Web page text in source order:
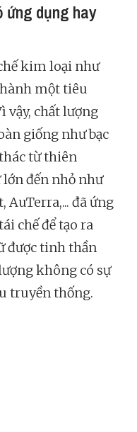
ứng dụng hay
kim loại như
một tiêu
vậy, chất lượng
giống như bạc
từ thiên
đến nhỏ như
AuTerra,... đã ứng
chế để tạo ra
được tinh thần
không có sự
truyền thống.